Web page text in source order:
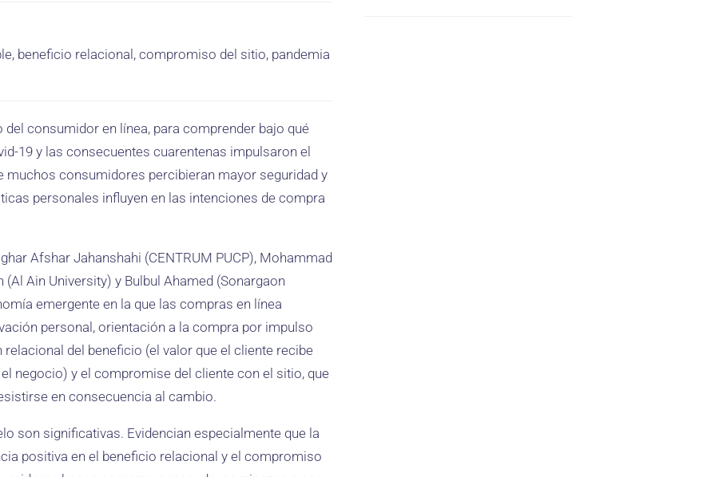
beneficio relacional, compromiso del sitio, pandemia
consumidor en línea, para comprender bajo qué
19 y las consecuentes cuarentenas impulsaron el
consumidores percibieran mayor seguridad y
personales influyen en las intenciones de compra
Afshar Jahanshahi (CENTRUM PUCP), Mohammad
Ain University) y Bulbul Ahamed (Sonargaon
emergente en la que las compras en línea
personal, orientación a la compra por impulso
del beneficio (el valor que el cliente recibe
negocio) y el compromise del cliente con el sitio, que
en consecuencia al cambio.
son significativas. Evidencian especialmente que la
positiva en el beneficio relacional y el compromiso